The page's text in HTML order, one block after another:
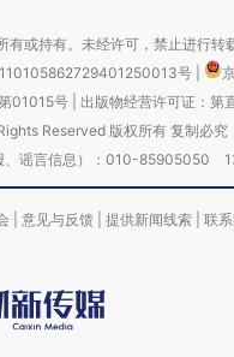
或持有。未经许可，禁止进行转
号
01015号| 出版物经营许可证：第
Reserved 版权所有 复制必究
、谣言信息）：010-85905050
意见与反馈 提供新闻线索 联